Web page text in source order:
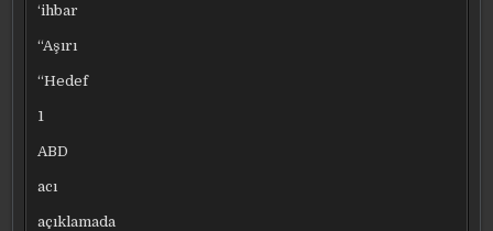
‘ihbar
“Aşırı
“Hedef
1
ABD
acı
açıklamada